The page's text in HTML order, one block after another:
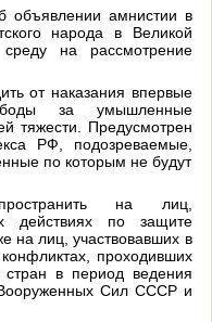
объявлении амнистии в
народа в Великой
на рассмотрение
от наказания впервые
за умышленные
тяжести. Предусмотрен
РФ, подозреваемые,
по которым не будут
на лиц,
действиях по защите
на лиц, участвовавших в
проходивших
стран в период ведения
Сил СССР и